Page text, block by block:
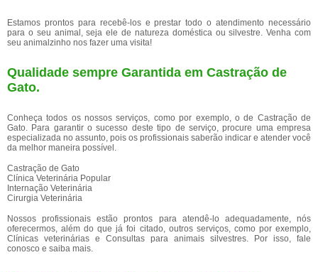
Estamos prontos para recebê-los e prestar todo o atendimento necessário
para o seu animal, seja ele de natureza doméstica ou silvestre. Venha com
seu animalzinho nos fazer uma visita!
Qualidade sempre Garantida em Castração de
Gato.
Conheça todos os nossos serviços, como por exemplo, o de Castração de
Gato. Para garantir o sucesso deste tipo de serviço, procure uma empresa
especializada no assunto, pois os profissionais saberão indicar e atender você
da melhor maneira possível.
Castração de Gato
Clínica Veterinária Popular
Internação Veterinária
Cirurgia Veterinária
Nossos profissionais estão prontos para atendê-lo adequadamente, nós
oferecermos, além do que já foi citado, outros serviços, como por exemplo,
Clínicas veterinárias e Consultas para animais silvestres. Por isso, fale
conosco e saiba mais.